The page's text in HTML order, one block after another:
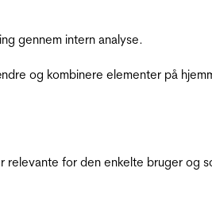
gennem intern analyse.
og kombinere elementer på
for den enkelte bruger og